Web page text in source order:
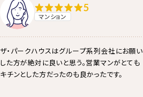
5
マンション
ザ・パークハウスはグループ系列会社にお願い
した方が絶対に良いと思う。営業マンがとても
キチンとした方だったのも良かったです。